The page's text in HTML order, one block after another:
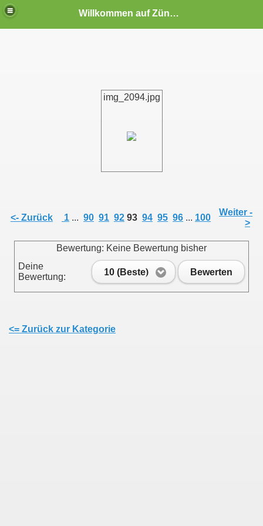
Willkommen auf Zündapp-Colonia
img_2094.jpg
<- Zurück 1 ... 90 91 92 93 94 95 96 ... 100
Weiter -
>
Bewertung: Keine Bewertung bisher
Deine
Bewertung:
10 (Beste) Bewerten
<= Zurück zur Kategorie
dem Eltzhof in Köln-Wahn